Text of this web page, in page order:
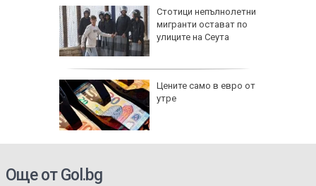
Стотици непълнолетни
мигранти остават по
улиците на Сеута
Цените само в евро от
утре
Още от Gol.bg